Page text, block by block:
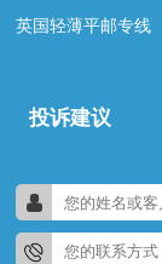
英国轻薄平邮专线
投诉建议